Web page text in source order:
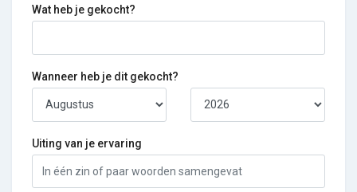
Wat heb je gekocht?
Wanneer heb je dit gekocht?
Uiting van je ervaring